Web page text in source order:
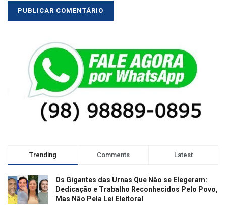
Trending Comments Latest
Os Gigantes das Urnas Que Não se Elegeram:
Dedicação e Trabalho Reconhecidos Pelo Povo,
Mas Não Pela Lei Eleitoral